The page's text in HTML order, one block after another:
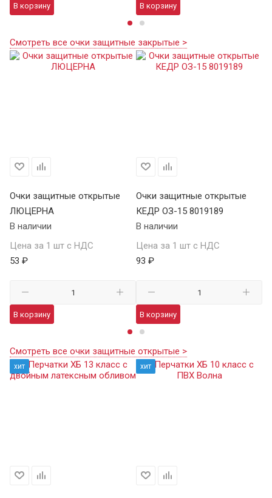
В корзину В корзину
Смотреть все очки защитные закрытые >
Очки защитные открытые
ЛЮЦЕРНА
В наличии
Цена за 1 шт с НДС
53 ₽
В корзину
Очки защитные открытые
КЕДР ОЗ-15 8019189
В наличии
Цена за 1 шт с НДС
93 ₽
В корзину
Смотреть все очки защитные открытые >
хит хит